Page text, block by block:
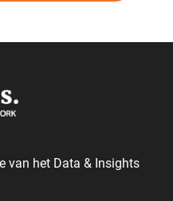
van het Data & Insights